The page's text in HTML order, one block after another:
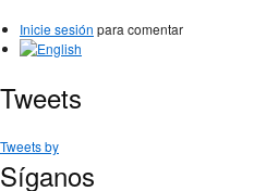
Inicie sesión para comentar
Tweets
Tweets by
Síganos